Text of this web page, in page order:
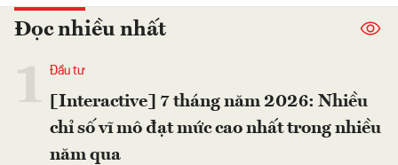
Đọc nhiều nhất
Đầu tư
[Interactive] 7 tháng năm 2026: Nhiều
chỉ số vĩ mô đạt mức cao nhất trong nhiều
năm qua